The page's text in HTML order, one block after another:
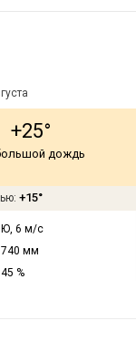
+25°
дождь
+15°
Ю, 6 м/с
740 мм
45 %